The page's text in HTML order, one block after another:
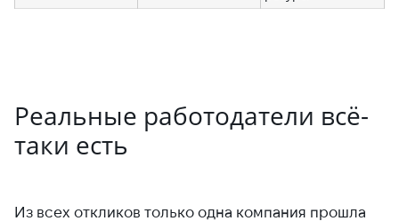
Реальные работодатели всё-
таки есть
Из всех откликов только одна компания прошла